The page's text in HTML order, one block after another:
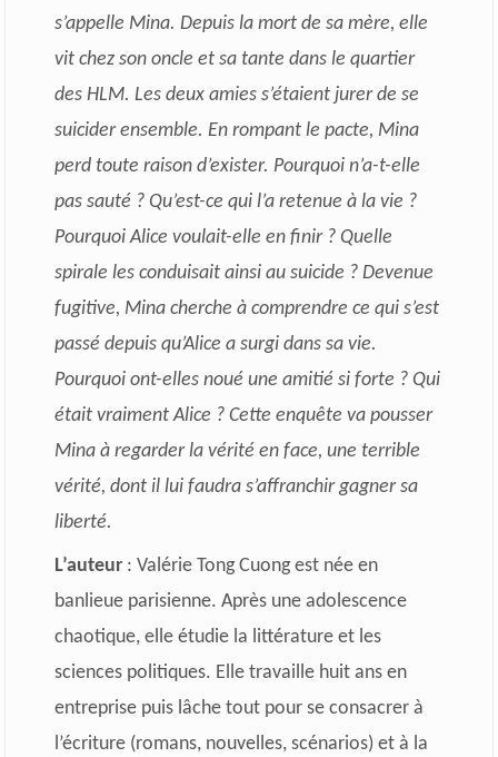
s’appelle Mina. Depuis la mort de sa mère, elle
vit chez son oncle et sa tante dans le quartier
des HLM. Les deux amies s’étaient jurer de se
suicider ensemble. En rompant le pacte, Mina
perd toute raison d’exister. Pourquoi n’a-t-elle
pas sauté ? Qu’est-ce qui l’a retenue à la vie ?
Pourquoi Alice voulait-elle en finir ? Quelle
spirale les conduisait ainsi au suicide ? Devenue
fugitive, Mina cherche à comprendre ce qui s’est
passé depuis qu’Alice a surgi dans sa vie.
Pourquoi ont-elles noué une amitié si forte ? Qui
était vraiment Alice ? Cette enquête va pousser
Mina à regarder la vérité en face, une terrible
vérité, dont il lui faudra s’affranchir gagner sa
liberté.
L’auteur : Valérie Tong Cuong est née en
banlieue parisienne. Après une adolescence
chaotique, elle étudie la littérature et les
sciences politiques. Elle travaille huit ans en
entreprise puis lâche tout pour se consacrer à
l’écriture (romans, nouvelles, scénarios) et à la